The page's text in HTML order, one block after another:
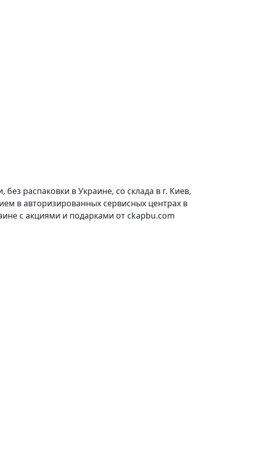
распаковки в Украине, со склада в г. Киев,
в авторизированных сервисных центрах в
с акциями и подарками от ckapbu.com